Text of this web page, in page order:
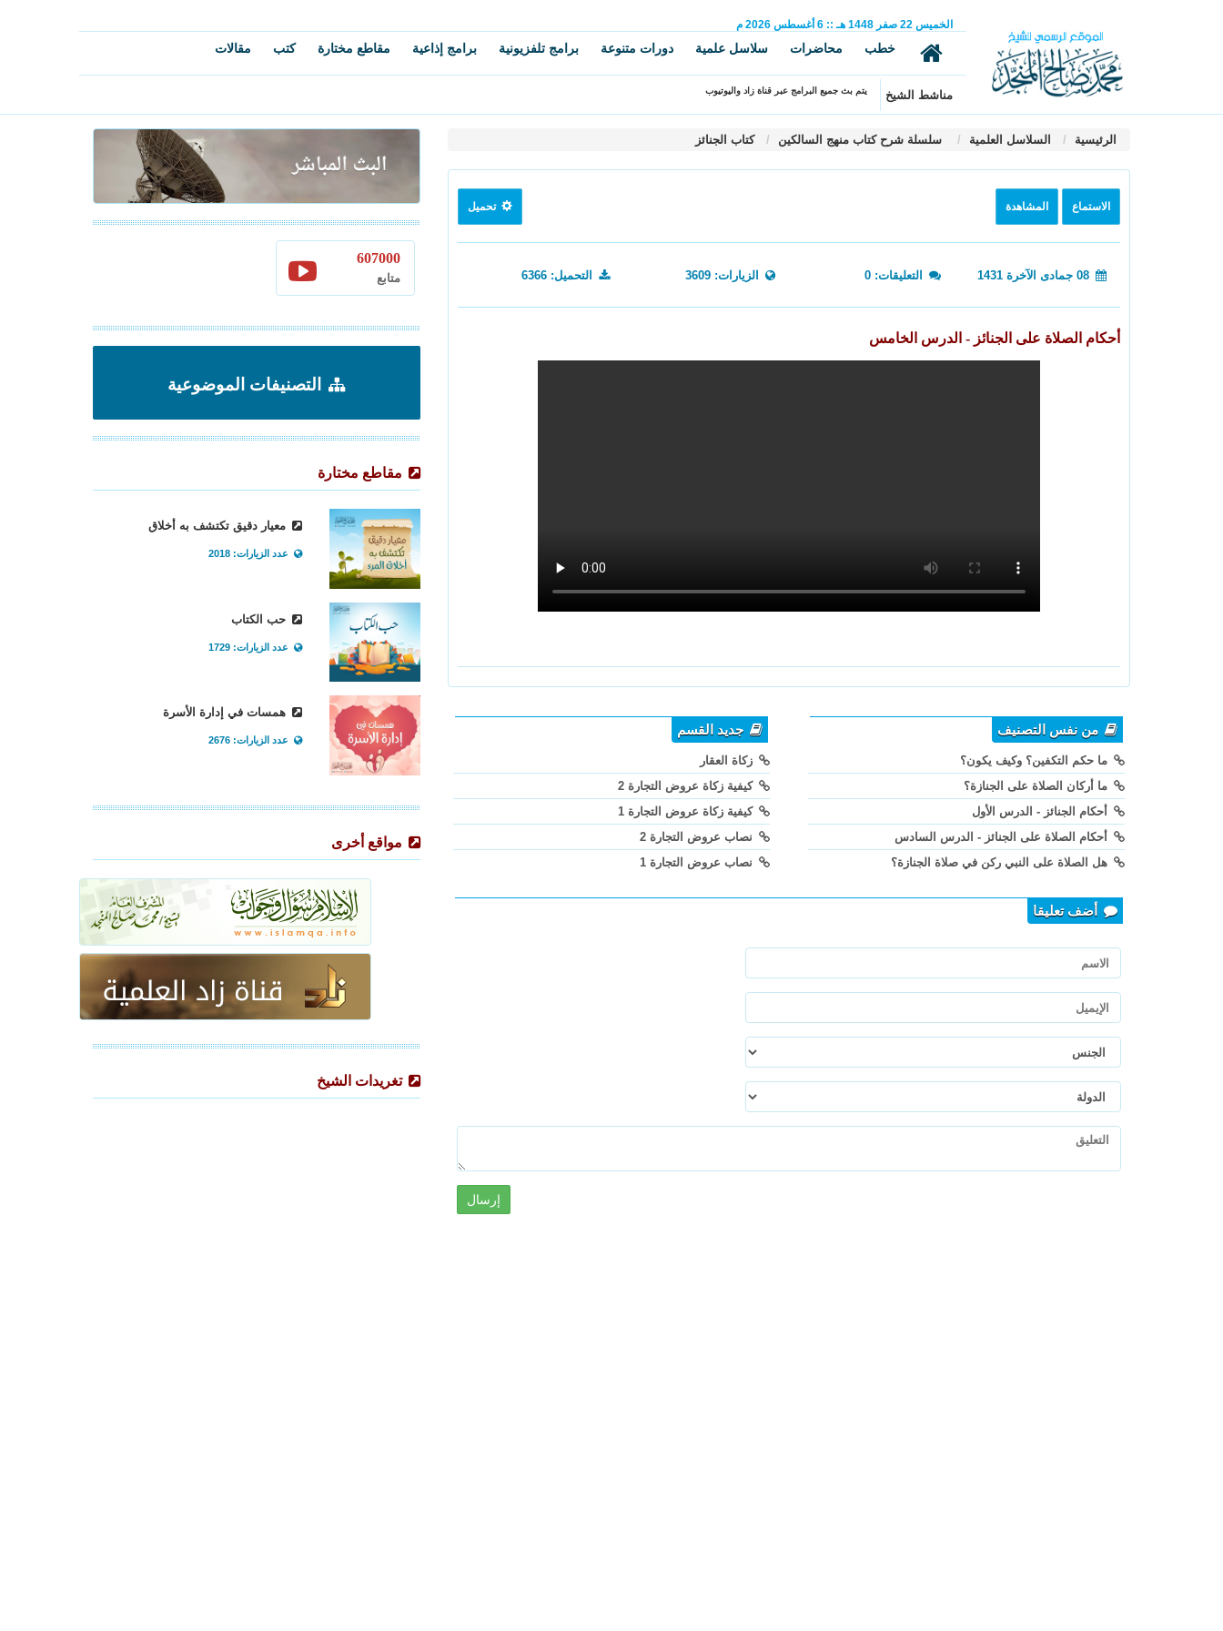
الخميس 22 صفر 1448 هـ ::
6 أغسطس 2026 م
خطب محاضرات سلاسل علمية دورات متنوعة برامج تلفزيونية برامج إذاعية مقاطع مختارة كتب مقالات
مناشط الشيخ يتم بث جميع البرامج عبر قناة زاد واليوتيوب
الرئيسية السلاسل العلمية سلسلة شرح كتاب منهج السالكين كتاب الجنائز
الاستماع المشاهدة تحميل
التعليقات: 0 الزيارات: 3609 التحميل: 6366
أحكام الصلاة على الجنائز - الدرس الخامس
من نفس التصنيف
ما حكم التكفين؟ وكيف يكون؟
ما أركان الصلاة على الجنازة؟
أحكام الجنائز - الدرس الأول
أحكام الصلاة على الجنائز - الدرس السادس
هل الصلاة على النبي ركن في صلاة الجنازة؟
جديد القسم
زكاة العقار
كيفية زكاة عروض التجارة 2
كيفية زكاة عروض التجارة 1
نصاب عروض التجارة 2
نصاب عروض التجارة 1
أضف تعليقا
إرسال
607000
متابع
التصنيفات الموضوعية
مقاطع مختارة
معيار دقيق تكتشف به أخلاق
عدد الزيارات: 2018
حب الكتاب
عدد الزيارات: 1729
همسات في إدارة الأسرة
عدد الزيارات: 2676
مواقع أخرى
تغريدات الشيخ